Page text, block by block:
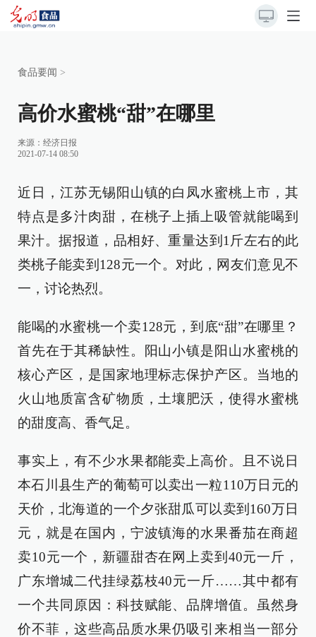
食品要闻 >
高价水蜜桃“甜”在哪里
来源： 经济日报
2021-07-14 08:50
近日，江苏无锡阳山镇的白凤水蜜桃上市，其
特点是多汁肉甜，在桃子上插上吸管就能喝到
果汁。据报道，品相好、重量达到1斤左右的此
类桃子能卖到128元一个。对此，网友们意见不
一，讨论热烈。
能喝的水蜜桃一个卖128元，到底“甜”在哪里？
首先在于其稀缺性。阳山小镇是阳山水蜜桃的
核心产区，是国家地理标志保护产区。当地的
火山地质富含矿物质，土壤肥沃，使得水蜜桃
的甜度高、香气足。
事实上，有不少水果都能卖上高价。且不说日
本石川县生产的葡萄可以卖出一粒110万日元的
天价，北海道的一个夕张甜瓜可以卖到160万日
元，就是在国内，宁波镇海的水果番茄在商超
卖10元一个，新疆甜杏在网上卖到40元一斤，
广东增城二代挂绿荔枝40元一斤……其中都有
一个共同原因：科技赋能、品牌增值。虽然身
价不菲，这些高品质水果仍吸引来相当一部分